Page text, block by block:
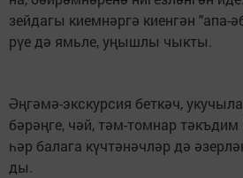
зей­да­гы ки­ем­нәр­гә ки­ен­гән "а­па-
рүе дә ямь­ле, уңыш­лы чык­ты.
Әң­гә­мә-экс­кур­сия бет­кәч,
бә­рәң­ге, чәй, тәм-том­нар
һәр ба­ла­га күч­тә­нәч­ләр дә
ды.